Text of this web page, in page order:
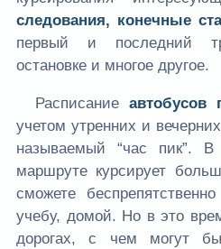
следования, конечные
первый и последний
остановке и многое другое.
Расписание автобусов
учетом утренних и
называемый “час пик”.
маршруте курсирует
сможете
учебу, домой. Но в это
дорогах, с чем могут